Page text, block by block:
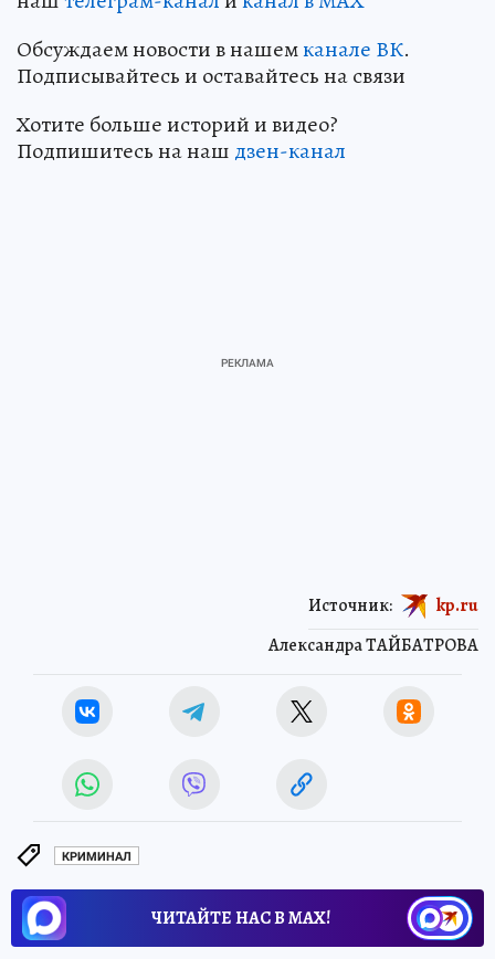
Обсуждаем новости в нашемканале ВК.
Подписывайтесь и оставайтесь на связи
Хотите больше историй и видео?
Подпишитесь на наш дзен-канал
Александра ТАЙБАТРОВА
Источник: kp.ru
КРИМИНАЛ
ЧИТАЙТЕ НАС В МАХ!